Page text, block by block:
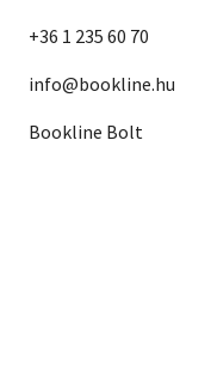
+36 1 235 60 70
info@bookline.hu
Bookline Bolt